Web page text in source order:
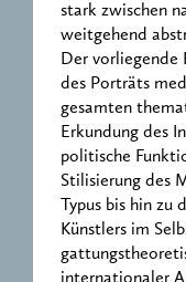
stark zwischen
weitgehend
Der vorliegende
des Porträts
gesamten
Erkundung des
politische
Stilisierung des
Typus bis hin
Künstlers im
internationaler